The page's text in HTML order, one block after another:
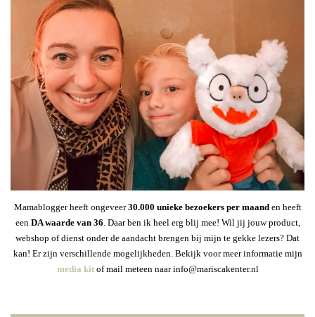
Mamablogger heeft ongeveer30.000 unieke bezoekers per maanden heeft
een DA waarde van 36. Daar ben ik heel erg blij mee! Wil jij jouw product,
webshop of dienst onder de aandacht brengen bij mijn te gekke lezers? Dat
kan! Er zijn verschillende mogelijkheden. Bekijk voor meer informatie mijn
media kitof mail meteen naar info@mariscakenter.nl